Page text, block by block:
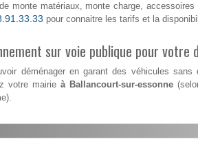
monte matériaux, monte charge,
pour connaitre les tarifs et la
sur voie publique pour votre
déménager en garant des véhicules
votre mairie à Ballancourt-sur-essonne